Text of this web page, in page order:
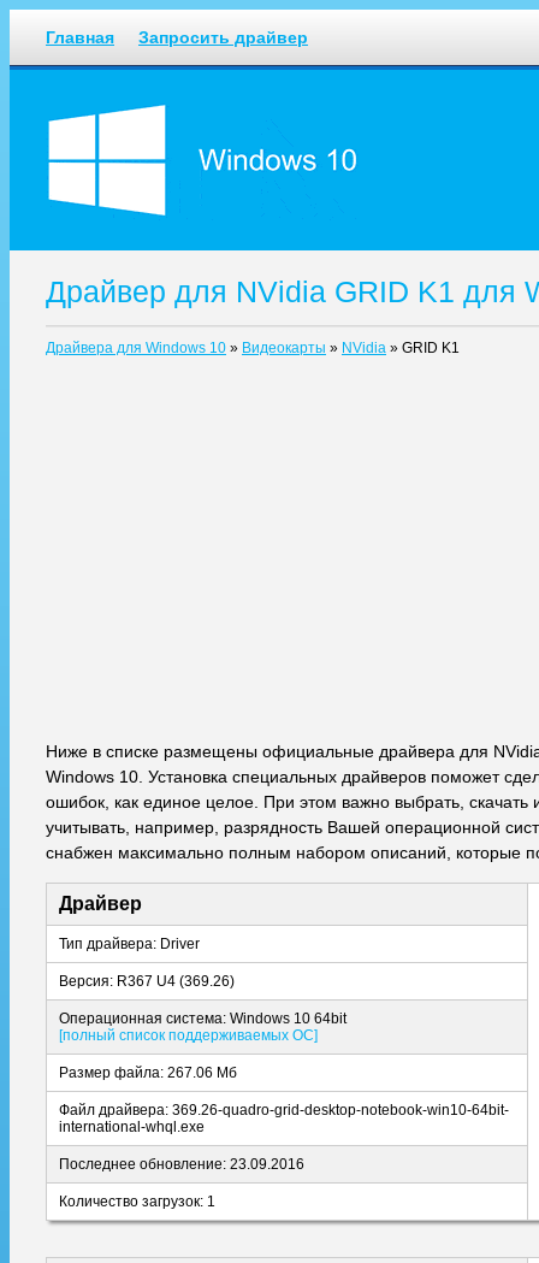
Главная Запросить драйвер
Драйвер для NVidia GRID K1 для
Драйвера для Windows 10 » Видеокарты » NVidia » GRID K1
Ниже в списке размещены официальные драйвера для
Windows 10. Установка специальных драйверов поможет
ошибок, как единое целое. При этом важно выбрать,
учитывать, например, разрядность Вашей операционной
снабжен максимально полным набором описаний, которые
Драйвер
Тип драйвера: Driver
Версия: R367 U4 (369.26)
Операционная система: Windows 10 64bit
[полный список поддерживаемых ОС]
Размер файла: 267.06 Мб
Файл драйвера: 369.26-quadro-grid-desktop-notebook-win10-64bit-
international-whql.exe
Последнее обновление: 23.09.2016
Количество загрузок: 1